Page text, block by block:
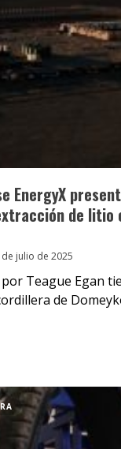
EnergyX
de litio
de julio de 2025
Teague Egan
de